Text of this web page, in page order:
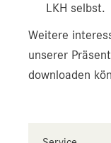
LKH selbst.
Weitere
unserer
downloaden